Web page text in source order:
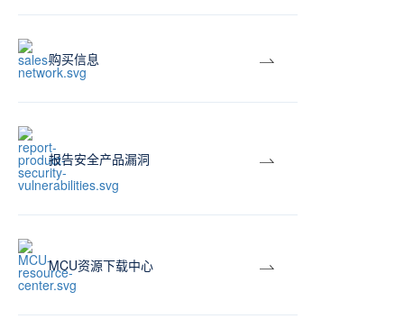
购买信息
报告安全产品漏洞
MCU资源下载中心